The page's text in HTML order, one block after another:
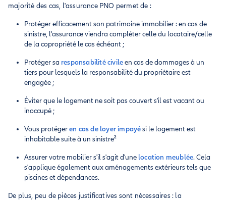
majorité des cas, l'assurance PNO permet de :
Protéger efficacement son patrimoine immobilier : en cas de
sinistre, l'assurance viendra compléter celle du locataire/celle
de la copropriété le cas échéant ;
Protéger sa responsabilité civileen cas de dommages à un
tiers pour lesquels la responsabilité du propriétaire est
engagée ;
Éviter que le logement ne soit pas couvert s'il est vacant ou
inoccupé ;
Vous protégeren cas de loyer impayési le logement est
inhabitable suite à un sinistre²
Assurer votre mobilier s'il s'agit d'une location meublée. Cela
s'applique également aux aménagements extérieurs tels que
piscines et dépendances.
De plus, peu de pièces justificatives sont nécessaires : la